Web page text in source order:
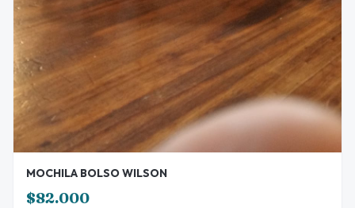
MOCHILA BOLSO WILSON
$82.000